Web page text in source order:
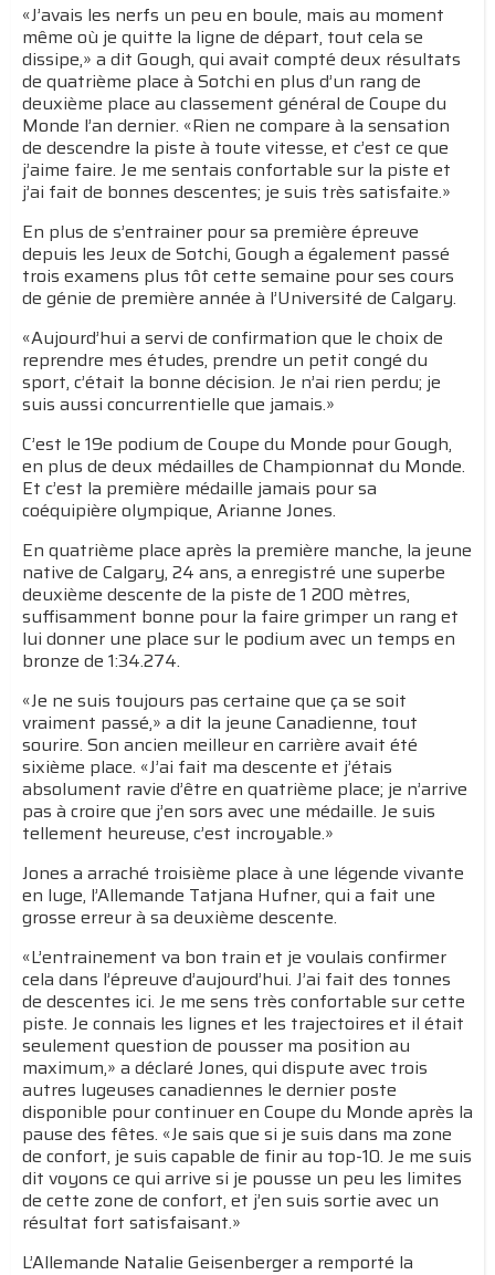
«J’avais les nerfs un peu en boule, mais au moment
même où je quitte la ligne de départ, tout cela se
dissipe,» a dit Gough, qui avait compté deux résultats
de quatrième place à Sotchi en plus d’un rang de
deuxième place au classement général de Coupe du
Monde l’an dernier. «Rien ne compare à la sensation
de descendre la piste à toute vitesse, et c’est ce que
j’aime faire. Je me sentais confortable sur la piste et
j’ai fait de bonnes descentes; je suis très satisfaite.»
En plus de s’entrainer pour sa première épreuve
depuis les Jeux de Sotchi, Gough a également passé
trois examens plus tôt cette semaine pour ses cours
de génie de première année à l’Université de Calgary.
«Aujourd’hui a servi de confirmation que le choix de
reprendre mes études, prendre un petit congé du
sport, c’était la bonne décision. Je n’ai rien perdu; je
suis aussi concurrentielle que jamais.»
C’est le 19e podium de Coupe du Monde pour Gough,
en plus de deux médailles de Championnat du Monde.
Et c’est la première médaille jamais pour sa
coéquipière olympique, Arianne Jones.
En quatrième place après la première manche, la jeune
native de Calgary, 24 ans, a enregistré une superbe
deuxième descente de la piste de 1 200 mètres,
suffisamment bonne pour la faire grimper un rang et
lui donner une place sur le podium avec un temps en
bronze de 1:34.274.
«Je ne suis toujours pas certaine que ça se soit
vraiment passé,» a dit la jeune Canadienne, tout
sourire. Son ancien meilleur en carrière avait été
sixième place. «J’ai fait ma descente et j’étais
absolument ravie d’être en quatrième place; je n’arrive
pas à croire que j’en sors avec une médaille. Je suis
tellement heureuse, c’est incroyable.»
Jones a arraché troisième place à une légende vivante
en luge, l’Allemande Tatjana Hufner, qui a fait une
grosse erreur à sa deuxième descente.
«L’entrainement va bon train et je voulais confirmer
cela dans l’épreuve d’aujourd’hui. J’ai fait des tonnes
de descentes ici. Je me sens très confortable sur cette
piste. Je connais les lignes et les trajectoires et il était
seulement question de pousser ma position au
maximum,» a déclaré Jones, qui dispute avec trois
autres lugeuses canadiennes le dernier poste
disponible pour continuer en Coupe du Monde après la
pause des fêtes. «Je sais que si je suis dans ma zone
de confort, je suis capable de finir au top-10. Je me suis
dit voyons ce qui arrive si je pousse un peu les limites
de cette zone de confort, et j’en suis sortie avec un
résultat fort satisfaisant.»
L’Allemande Natalie Geisenberger a remporté la